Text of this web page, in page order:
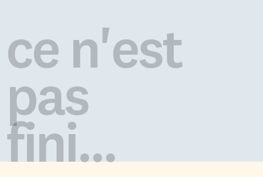
ce n'est
pas
fini...